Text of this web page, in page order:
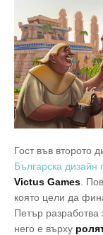
Гост във второто
Българска дизайн
Victus Games .
която цели да
Петър разработва
него е върху